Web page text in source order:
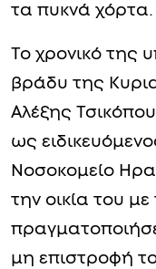
τα πυκνά χόρτα.
Το χρονικό της
βράδυ της
Αλέξης
ως
Νοσοκομείο
την οικία του
μη επιστροφή